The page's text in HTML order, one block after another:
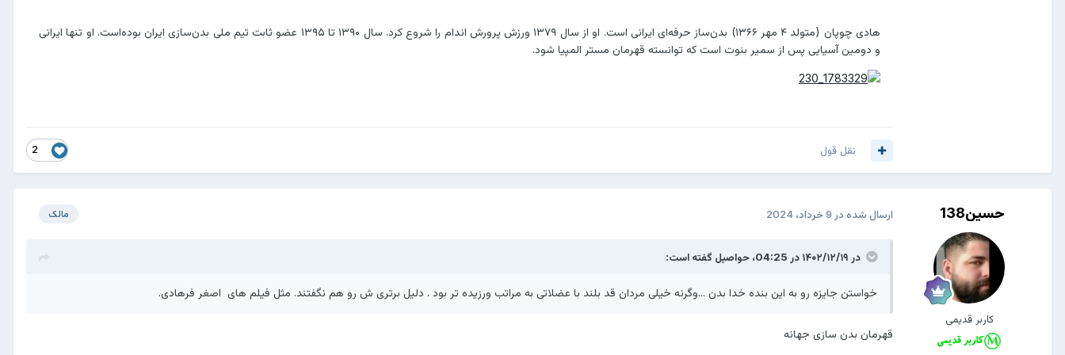
هادی چوپان (متولد ۴ مهر ۱۳۶۶) بدن‌ساز حرفه‌ای ایرانی است. او از سال ۱۳۷۹ ورزش پرورش اندام را شروع کرد. سال ۱۳۹۰ تا ۱۳۹۵ عضو ثابت تیم ملی بدن‌سازی ایران بوده‌است. او تنها ایرانی
و دومین آسیایی پس از سمیر بنوت است که توانسته قهرمان مستر المپیا شود.
2 نقل قول
حسین138
کاربر قدیمی
مالک ارسال شده در 9 خرداد، 2024
در ۱۴۰۲/۱۲/۱۹ در 04:25، حواصیل گفته است:
خواستن جایزه رو به این بنده خدا بدن ...وگرنه خیلی مردان قد بلند با عضلاتی به مراتب ورزیده تر بود . دلیل برتری ش رو هم نگفتند. مثل فیلم های اصغر فرهادی.
قهرمان بدن سازی جهانه